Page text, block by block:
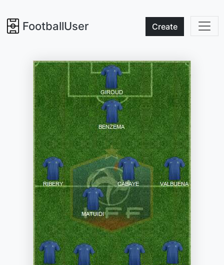
FootballUser Create